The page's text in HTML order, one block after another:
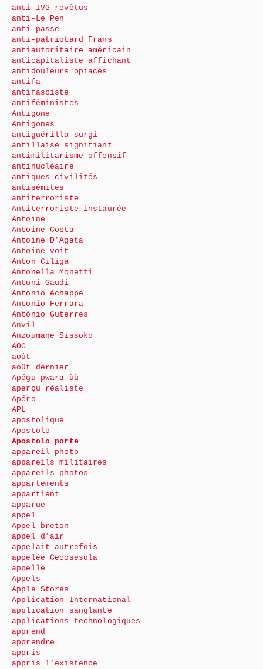
anti-IVG revêtus
anti-Le Pen
anti-passe
anti-patriotard Frans
antiautoritaire américain
anticapitaliste affichant
antidouleurs opiacés
antifa
antifasciste
antiféministes
Antigone
Antigones
antiguérilla surgi
antillaise signifiant
antimilitarisme offensif
antinucléaire
antiques civilités
antisémites
antiterroriste
Antiterroriste instaurée
Antoine
Antoine Costa
Antoine D’Agata
Antoine voit
Anton Ciliga
Antonella Monetti
Antoni Gaudi
Antonio échappe
Antonio Ferrara
António Guterres
Anvil
Anzoumane Sissoko
AOC
août
août dernier
Apégu pwärä-ùù
aperçu réaliste
Apéro
APL
apostolique
Apostolo
Apostolo porte
appareil photo
appareils militaires
appareils photos
appartements
appartient
apparue
appel
Appel breton
appel d’air
appelait autrefois
appelée Cecosesola
appelle
Appels
Apple Stores
Application International
application sanglante
applications technologiques
apprend
apprendre
appris
appris l’existence